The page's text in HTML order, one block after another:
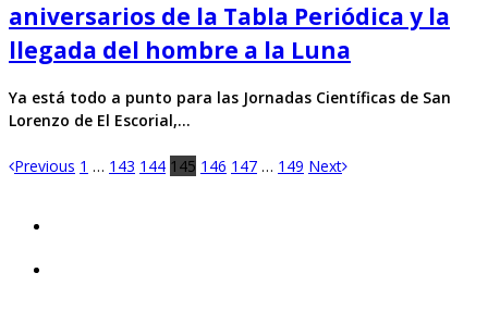
aniversarios de la Tabla Periódica y la
llegada del hombre a la Luna
Ya está todo a punto para las Jornadas Científicas de San
Lorenzo de El Escorial,…
Previous 1 … 143 144 145 146 147 … 149 Next